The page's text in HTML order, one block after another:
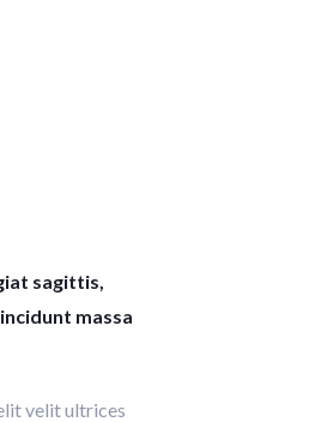
sagittis,
massa
velit ultrices